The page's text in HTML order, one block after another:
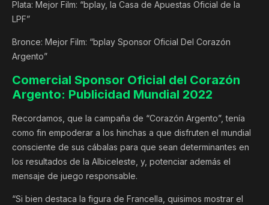
Plata: Mejor Film: “bplay, la Casa de Apuestas Oficial de la
LPF”
Bronce: Mejor Film: “bplay Sponsor Oficial Del Corazón
Argento”
Comercial Sponsor Oficial del Corazón
Argento: Publicidad Mundial 2022
Recordamos, que la campaña de “Corazón Argento”, tenía
como fin empoderar a los hinchas a que disfruten el mundial
consciente de sus cábalas para que sean determinantes en
los resultados de la Albiceleste, y, potenciar además el
mensaje de juego responsable.
“Si bien destaca la figura de Francella, quisimos mostrar el